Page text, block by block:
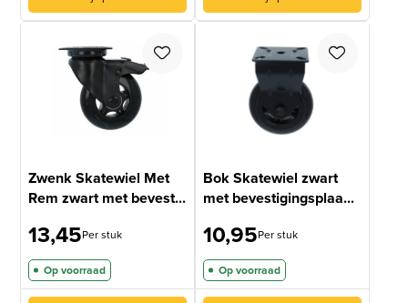
Zwenk Skatewiel Met
Rem zwart met bevest...
13,45Per stuk
Op voorraad
Bok Skatewiel zwart
met bevestigingsplaa...
10,95Per stuk
Op voorraad